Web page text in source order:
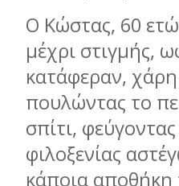
Ο Κώστας, 60
µέχρι στιγµής,
κατάφεραν,
πουλώντας το
σπίτι,
φιλοξενίας
κάποια αποθήκη